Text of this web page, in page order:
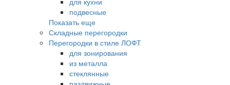
подвесные
Показать еще
Складные перегородки
Перегородки в стиле ЛОФТ
для зонирования
из металла
стеклянные